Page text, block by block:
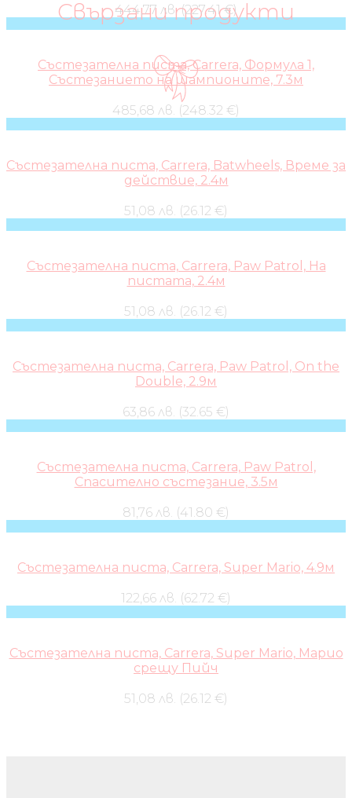
Свързани продукти
444,77 лв. (227.41 €)
Състезателна писта, Carrera, Формула 1,
Състезанието на шампионите, 7.3м
485,68 лв. (248.32 €)
Състезателна писта, Carrera, Batwheels, Време за
действие, 2.4м
51,08 лв. (26.12 €)
Състезателна писта, Carrera, Paw Patrol, На
пистата, 2.4м
51,08 лв. (26.12 €)
Състезателна писта, Carrera, Paw Patrol, On the
Double, 2.9м
63,86 лв. (32.65 €)
Състезателна писта, Carrera, Paw Patrol,
Спасително състезание, 3.5м
81,76 лв. (41.80 €)
Състезателна писта, Carrera, Super Mario, 4.9м
122,66 лв. (62.72 €)
Състезателна писта, Carrera, Super Mario, Марио
срещу Пийч
51,08 лв. (26.12 €)